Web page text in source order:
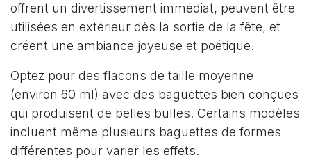
offrent un divertissement immédiat, peuvent être
utilisées en extérieur dès la sortie de la fête, et
créent une ambiance joyeuse et poétique.
Optez pour des flacons de taille moyenne
(environ 60 ml) avec des baguettes bien conçues
qui produisent de belles bulles. Certains modèles
incluent même plusieurs baguettes de formes
différentes pour varier les effets.